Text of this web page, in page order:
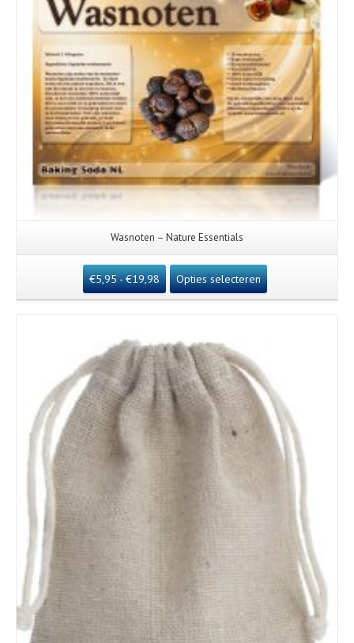
Wasnoten – Nature Essentials
€5,95- €19,98 Opties selecteren